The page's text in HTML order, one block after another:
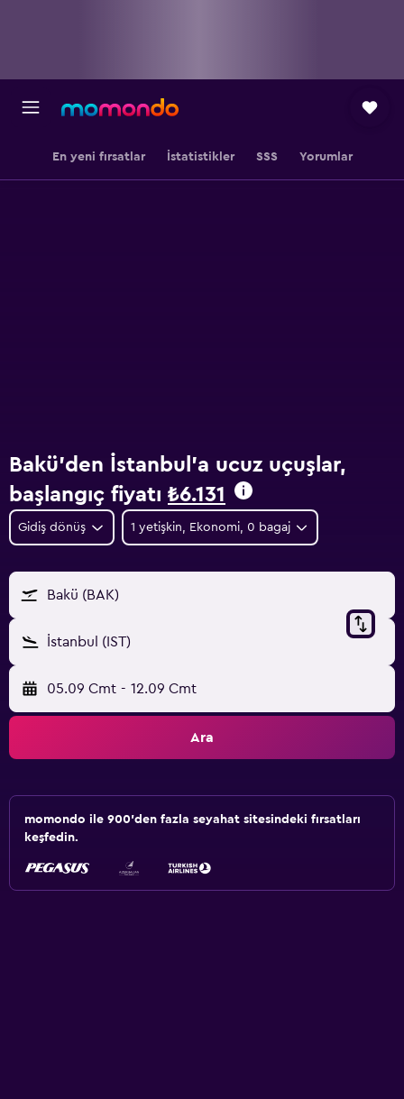
En yeni fırsatlar İstatistikler SSS Yorumlar
Bakü'den İstanbul'a ucuz uçuşlar,
başlangıç fiyatı ₺6.131
Gidiş dönüş 1 yetişkin, Ekonomi, 0 bagaj
Bakü (BAK)
İstanbul (IST)
05.09 Cmt - 12.09 Cmt
Ara
momondo ile 900'den fazla seyahat sitesindeki fırsatları
keşfedin.